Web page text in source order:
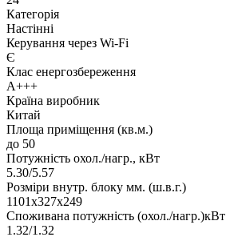
Категорія
Настінні
Керування через Wi-Fi
Є
Клас енергозбереження
A+++
Країна виробник
Китай
Площа приміщення (кв.м.)
до 50
Потужність охол./нагр., кВт
5.30/5.57
Розміри внутр. блоку мм. (ш.в.г.)
1101х327х249
Споживана потужність (охол./нагр.)кВт
1.32/1.32